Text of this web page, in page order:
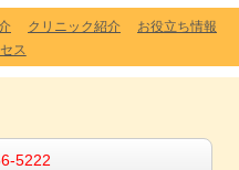
クリニック紹介
お役立ち情報
ス
5222